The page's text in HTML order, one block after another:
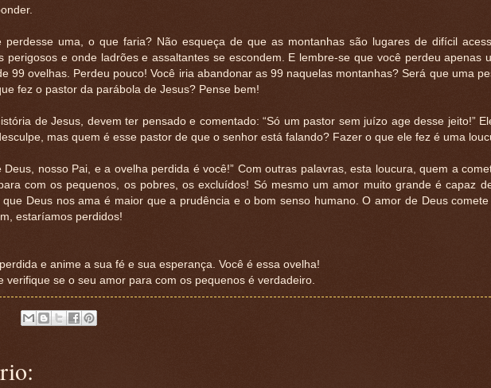
uma, o que faria? Não esqueça de que as montanhas são lugares de difícil
perigosos e onde ladrões e assaltantes se escondem. E lembre-se que você perdeu apenas
99 ovelhas. Perdeu pouco! Você iria abandonar as 99 naquelas montanhas? Será que uma
fez o pastor da parábola de Jesus? Pense bem!
de Jesus, devem ter pensado e comentado: “Só um pastor sem juízo age desse jeito!”
mas quem é esse pastor de que o senhor está falando? Fazer o que ele fez é uma
nosso Pai, e a ovelha perdida é você!” Com outras palavras, esta loucura, quem a
com os pequenos, os pobres, os excluídos! Só mesmo um amor muito grande é capaz
Deus nos ama é maior que a prudência e o bom senso humano. O amor de Deus
estaríamos perdidos!
e anime a sua fé e sua esperança. Você é essa ovelha!
verifique se o seu amor para com os pequenos é verdadeiro.